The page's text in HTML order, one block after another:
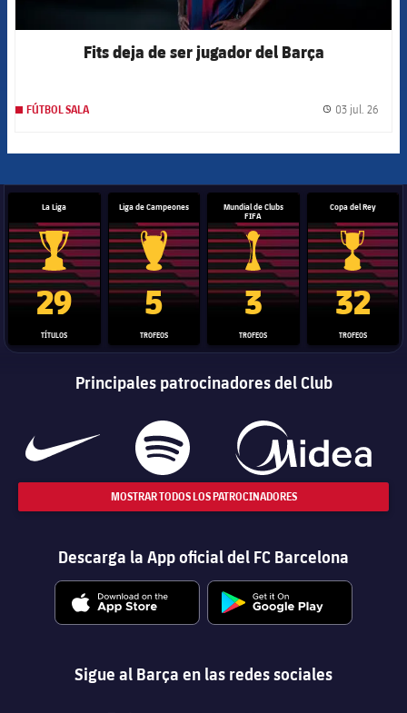
Fits deja de ser jugador del Barça
FÚTBOL SALA 03 jul. 26
La Liga
Trofeo de La Liga
29
TÍTULOS
Liga de Campeones
Trofeo de la Liga de Campeones
5
TROFEOS
Mundial de Clubs
FIFA
Trofeo del Mundial de
3
TROFEOS
Copa del Rey
Copa del
32
TROFEOS
Principales patrocinadores del Club
MOSTRAR TODOS LOS PATROCINADORES
Descarga la App oficial del FC Barcelona
Sigue al Barça en las redes sociales